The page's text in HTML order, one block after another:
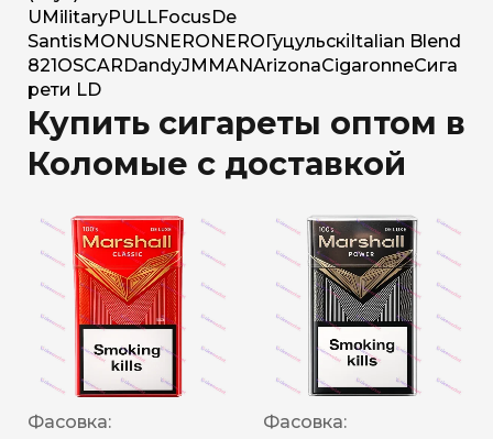
U MilitaryPULLFocus De
Santis MONUSNERO NERO Гуцульскі Italian Blend
821 OSCAR DandyJM MANArizonaCigaronneСига
рети LD
Купить сигареты оптом в
Коломые с доставкой
Фасовка:
Фасовка: